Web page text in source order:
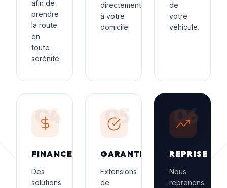
afin de
prendre
la route
en
toute
sérénité.
directement
à votre
domicile.
de
votre
véhicule.
04
FINANCEMENT
Des
solutions
05
GARANTIE
Extensions
de
06
REPRISE
Nous
reprenons